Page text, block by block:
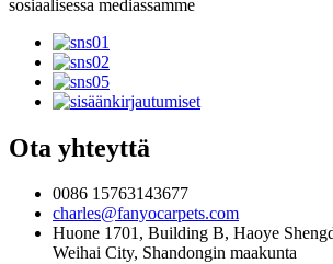
sosiaalisessa mediassamme
Ota yhteyttä
0086 15763143677
charles@fanyocarpets.com
Huone 1701, Building B, Haoye
Weihai City, Shandongin maakunta